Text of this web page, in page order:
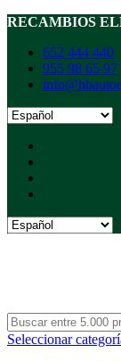
RECAMBIOS
652 444 440
955 98 65 97
Seleccionar